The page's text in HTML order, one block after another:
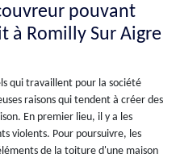
pouvant
à Romilly Sur Aigre
qui travaillent pour la société
raisons qui tendent à créer des
En premier lieu, il y a les
violents. Pour poursuivre, les
de la toiture d'une maison